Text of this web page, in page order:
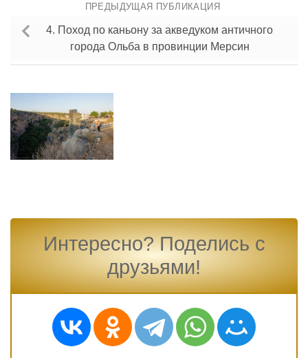
ПРЕДЫДУЩАЯ ПУБЛИКАЦИЯ
4. Поход по каньону за акведуком античного
города Ольба в провинции Мерсин
Интересно? Поделись с
друзьями!